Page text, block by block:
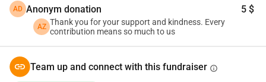
behöver akut behandling.
hoppfull om att snälla människor runt
AD Anonym donation 5 $
AZ Thank you for your support and kindness. Every
contribution means so much to us
Team up and connect with this fundraiser info